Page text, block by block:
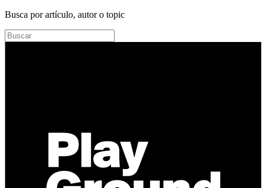
Busca por artículo, autor o topic